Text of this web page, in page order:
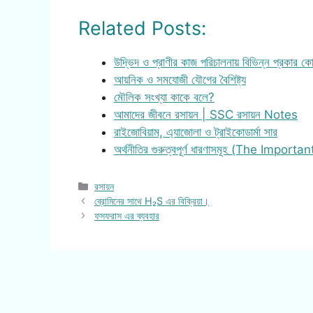
Related Posts:
উদ্ভিদ ও প্রাণীর কাজ পরিচালনায় বিভিন্ন প্রকার
আয়নিক ও সমযোজী যৌগের বৈশিষ্ট্য
মৌলিক সংখ্যা কাকে বলে?
আমাদের জীবনে রসায়ন | SSC রসায়ন Notes
রাইজোবিয়াম, এ্যাজোলা ও ট্রাইকোডার্মা সার
অর্থনীতির গুরুত্বপূর্ণ ধারণাসমূহ (The
Categories
রসায়ন
ব্রোমিনের সাথে H₂S এর বিক্রিয়া।
ফসফরাস এর ব্যবহার